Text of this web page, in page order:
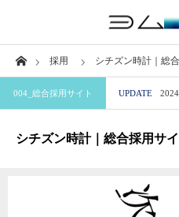
Home 採用 シチズン時計｜総
004_総合採用サイト UPDATE
シチズン時計｜総合採用サ
業界から探す
サイトから探す